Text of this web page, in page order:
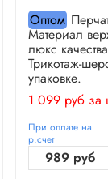
Оптом
Материал
люкс
Трикотаж-
упаковке.
1 099 руб за
При оплате на
р.счет
989 руб